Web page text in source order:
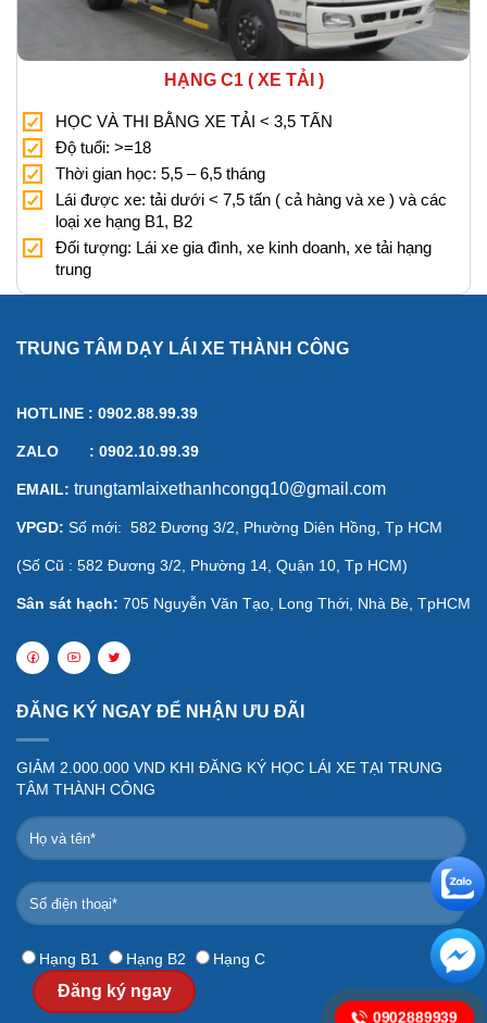
HẠNG C1 ( XE TẢI )
HỌC VÀ THI BẰNG XE TẢI < 3,5 TẤN
Độ tuổi: >=18
Thời gian học: 5,5 – 6,5 tháng
Lái được xe: tải dưới < 7,5 tấn ( cả hàng và xe ) và các
loại xe hạng B1, B2
Đối tượng: Lái xe gia đình, xe kinh doanh, xe tải hạng
trung
TRUNG TÂM DẠY LÁI XE THÀNH CÔNG
HOTLINE : 0902.88.99.39
ZALO : 0902.10.99.39
EMAIL: trungtamlaixethanhcongq10@gmail.com
VPGD: Số mới: 582 Đương 3/2, Phường Diên Hồng, Tp HCM
(Số Cũ : 582 Đương 3/2, Phường 14, Quận 10, Tp HCM)
Sân sát hạch: 705 Nguyễn Văn Tạo, Long Thới, Nhà Bè, TpHCM
ĐĂNG KÝ NGAY ĐỂ NHẬN ƯU ĐÃI
GIẢM 2.000.000 VND KHI ĐĂNG KÝ HỌC LÁI XE TẠI TRUNG
TÂM THÀNH CÔNG
Hạng B1 Hạng B2 Hạng C
Đăng ký ngay
0902889939